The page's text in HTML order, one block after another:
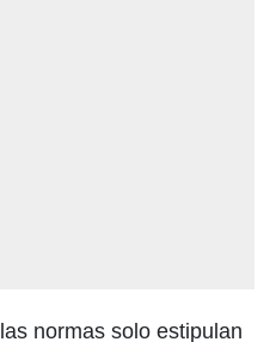
normas solo estipulan